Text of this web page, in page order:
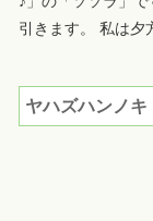
引きます。 私は夕
ヤハズハンノキ